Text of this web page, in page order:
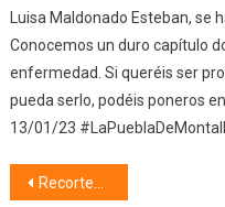
Luisa Maldonado Esteban,
Conocemos un duro capítulo
enfermedad. Si queréis ser
pueda serlo, podéis poneros
13/01/23
Navegación
Recortes de prensa (18/11/22)